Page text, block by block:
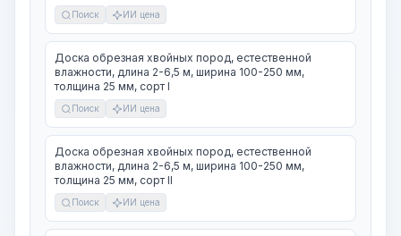
Поиск ИИ цена
Доска обрезная хвойных пород, естественной
влажности, длина 2-6,5 м, ширина 100-250 мм,
толщина 25 мм, сорт I
Поиск ИИ цена
Доска обрезная хвойных пород, естественной
влажности, длина 2-6,5 м, ширина 100-250 мм,
толщина 25 мм, сорт II
Поиск ИИ цена